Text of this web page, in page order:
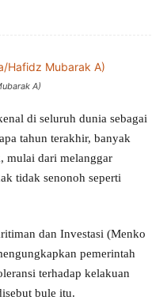
A)
di seluruh dunia sebagai
tahun terakhir, banyak
mulai dari melanggar
tidak senonoh seperti
dan Investasi (Menko
pemerintah
terhadap kelakuan
bule itu.